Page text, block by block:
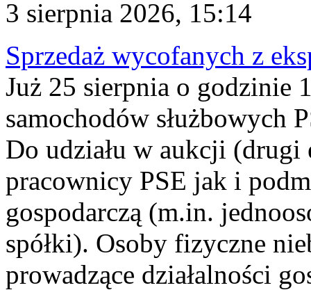
3 sierpnia 2026, 15:14
Sprzedaż wycofanych z
Już 25 sierpnia o godzinie
samochodów służbowych
Do udziału w aukcji (drugi
pracownicy PSE jak i
gospodarczą (m.in.
spółki). Osoby fizyczne
prowadzące działalności